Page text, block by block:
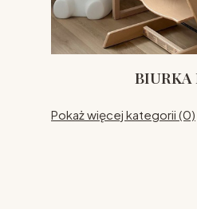
Pokaż więcej kategorii (0)